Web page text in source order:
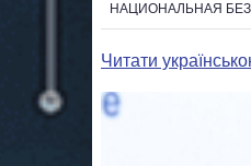
НАЦИОНАЛЬНАЯ
Читати